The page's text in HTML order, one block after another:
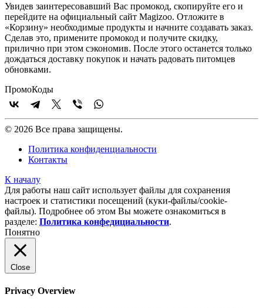
Увидев заинтересовавший Вас промокод, скопируйте его и
перейдите на официальный сайт Magizoo. Отложите в
«Корзину» необходимые продукты и начните создавать заказ.
Сделав это, примените промокод и получите скидку,
прилично при этом сэкономив. После этого останется только
дождаться доставку покупок и начать радовать питомцев
обновками.
ПромоКоды
© 2026 Все права защищены.
Политика конфиденциальности
Контакты
К началу
Для работы наш сайт использует файлы для сохранения
настроек и статистики посещений (куки‑файлы/cookie-
файлы). Подробнее об этом Вы можете ознакомиться в
разделе: Политика конфедициальности.
Понятно
Close
Privacy Overview